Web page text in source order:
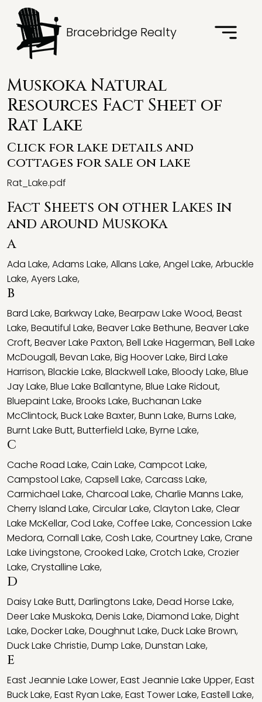
Bracebridge Realty
Muskoka Natural
Resources Fact Sheet of
Rat Lake
Click for lake details and
cottages for sale on lake
Rat_Lake.pdf
Fact Sheets on other Lakes in
and around Muskoka
A
Ada Lake,Adams Lake,Allans Lake,Angel Lake,Arbuckle
Lake,Ayers Lake,
B
Bard Lake,Barkway Lake,Bearpaw Lake Wood,Beast
Lake,Beautiful Lake,Beaver Lake Bethune,Beaver Lake
Croft,Beaver Lake Paxton,Bell Lake Hagerman,Bell Lake
McDougall,Bevan Lake,Big Hoover Lake,Bird Lake
Harrison,Blackie Lake,Blackwell Lake,Bloody Lake,Blue
Jay Lake,Blue Lake Ballantyne,Blue Lake Ridout,
Bluepaint Lake,Brooks Lake,Buchanan Lake
McClintock,Buck Lake Baxter,Bunn Lake,Burns Lake,
Burnt Lake Butt,Butterfield Lake,Byrne Lake,
C
Cache Road Lake,Cain Lake,Campcot Lake,
Campstool Lake,Capsell Lake,Carcass Lake,
Carmichael Lake,Charcoal Lake,Charlie Manns Lake,
Cherry Island Lake,Circular Lake,Clayton Lake,Clear
Lake McKellar,Cod Lake,Coffee Lake,Concession Lake
Medora,Cornall Lake,Cosh Lake,Courtney Lake,Crane
Lake Livingstone,Crooked Lake,Crotch Lake,Crozier
Lake,Crystalline Lake,
D
Daisy Lake Butt,Darlingtons Lake,Dead Horse Lake,
Deer Lake Muskoka,Denis Lake,Diamond Lake,Dight
Lake,Docker Lake,Doughnut Lake,Duck Lake Brown,
Duck Lake Christie,Dump Lake,Dunstan Lake,
E
East Jeannie Lake Lower,East Jeannie Lake Upper,East
Buck Lake,East Ryan Lake,East Tower Lake,Eastell Lake,